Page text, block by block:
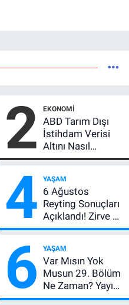
2 EKONOMI
ABD Tarım Dışı
İstihdam Verisi
Altını Nasıl
Etkiler? Çok Basit
4 YAŞAM
6 Ağustos
Reyting Sonuçları
Açıklandı! Zirve El
Değiştirdi:
MasterChef'i
Geride Bıraktı
6 YAŞAM
Var Mısın Yok
Musun 29. Bölüm
Ne Zaman? Yayın
Günü Değişti, Yeni